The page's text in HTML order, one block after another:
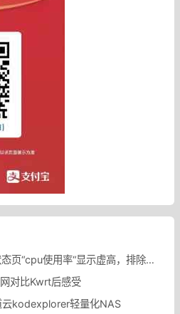
安装luci-app-minidlna后状态页“cpu使用率“显示虚高，排除过程记录。
对比Kwrt后感受
kodexplorer轻量化NAS